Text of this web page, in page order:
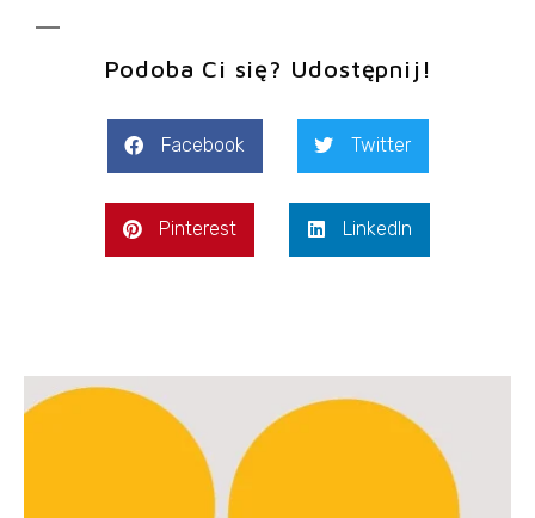
Podoba Ci się? Udostępnij!
Facebook Twitter
Pinterest LinkedIn